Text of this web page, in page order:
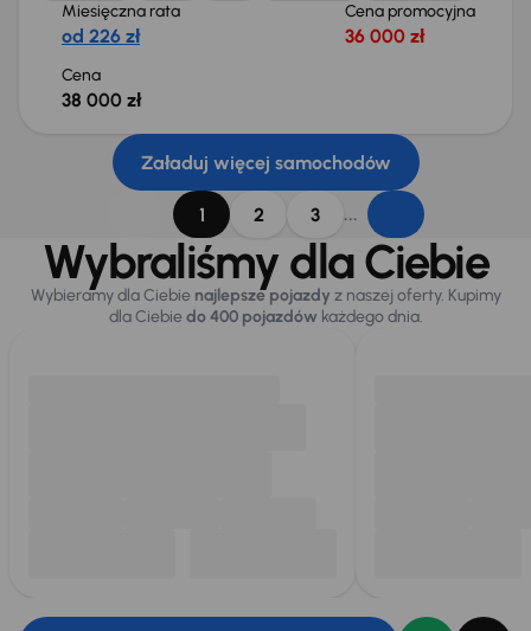
Miesięczna rata
od 226 zł
Cena promocyjna
36 000 zł
Cena
38 000 zł
Załaduj więcej samochodów
1 2 3 ...
Wybraliśmy dla Ciebie
Wybieramy dla Ciebie najlepsze pojazdy z naszej oferty. Kupimy
dla Ciebiedo 400 pojazdówkażdego dnia.